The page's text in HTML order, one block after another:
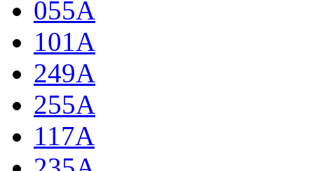
055А
101А
249А
255А
117А